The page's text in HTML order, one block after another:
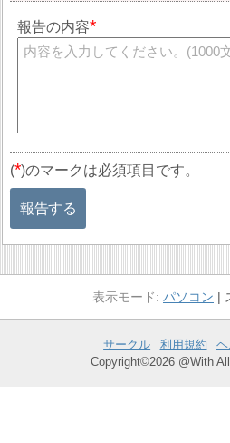
報告の内容
(*)のマークは必須項目です。
報告する
パソコン
サークル 利用規約
Copyright©2026 @With